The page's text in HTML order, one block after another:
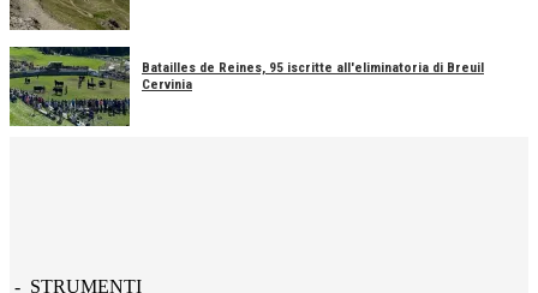
Batailles de Reines, 95 iscritte all'eliminatoria di Breuil
Cervinia
- STRUMENTI